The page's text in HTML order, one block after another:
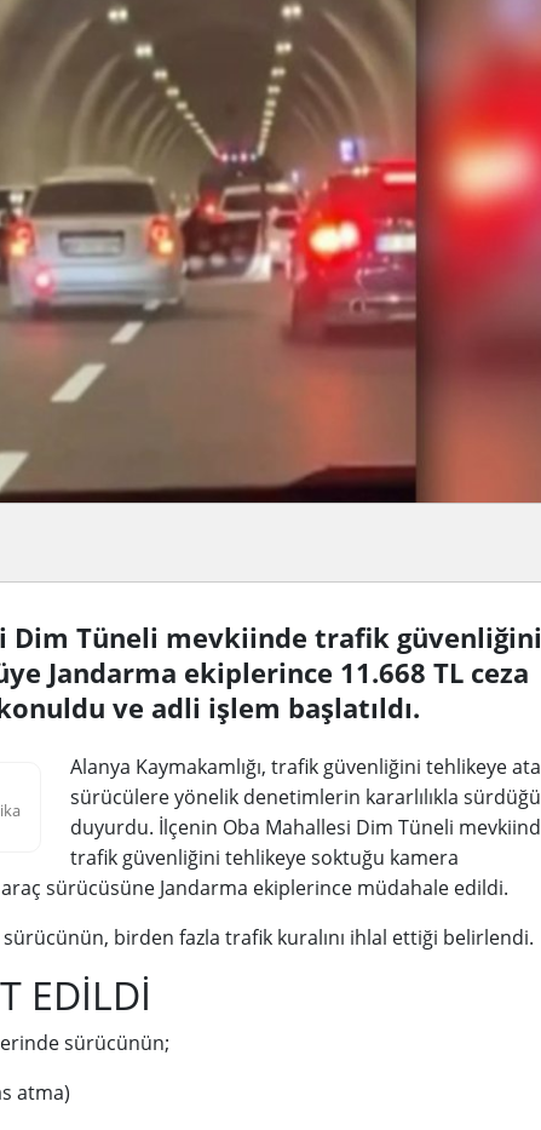
Dim Tüneli mevkiinde trafik güvenliğini
Jandarma ekiplerince 11.668 TL ceza
ve adli işlem başlatıldı.
Alanya Kaymakamlığı, trafik güvenliğini tehlikeye
sürücülere yönelik denetimlerin kararlılıkla
duyurdu. İlçenin Oba Mahallesi Dim Tüneli
trafik güvenliğini tehlikeye soktuğu kamera
sürücüsüne Jandarma ekiplerince müdahale edildi.
birden fazla trafik kuralını ihlal ettiği belirlendi.
EDİLDİ
sürücünün;
atma)